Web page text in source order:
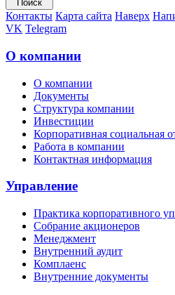
Контакты Карта сайта Наверх
VK Telegram
О компании
О компании
Документы
Структура компании
Инвестиции
Корпоративная социальная
Работа в компании
Контактная информация
Управление
Практика корпоративного
Собрание акционеров
Менеджмент
Внутренний аудит
Комплаенс
Внутренние документы